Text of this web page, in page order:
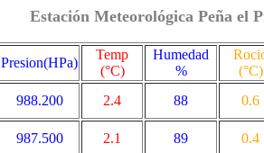
Estación Meteorológica Peña el
Presion(HPa)
Temp
(°C)
Humedad
%
(°C)
988.200 2.4 88
0.6
987.500 2.1 89
0.4